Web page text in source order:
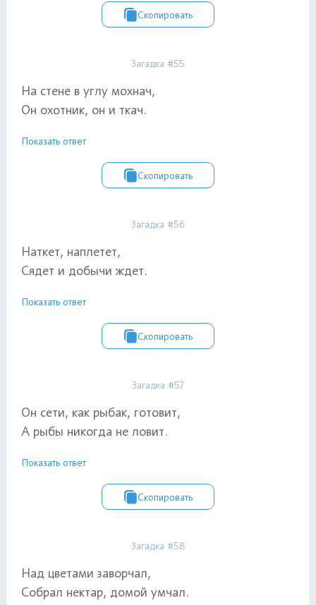
Скопировать
Загадка #55
На стене в углу мохнач,
Он охотник, он и ткач.
Показать ответ
Скопировать
Загадка #56
Наткет, наплетет,
Сядет и добычи ждет.
Показать ответ
Скопировать
Загадка #57
Он сети, как рыбак, готовит,
А рыбы никогда не ловит.
Показать ответ
Скопировать
Загадка #58
Над цветами заворчал,
Собрал нектар, домой умчал.